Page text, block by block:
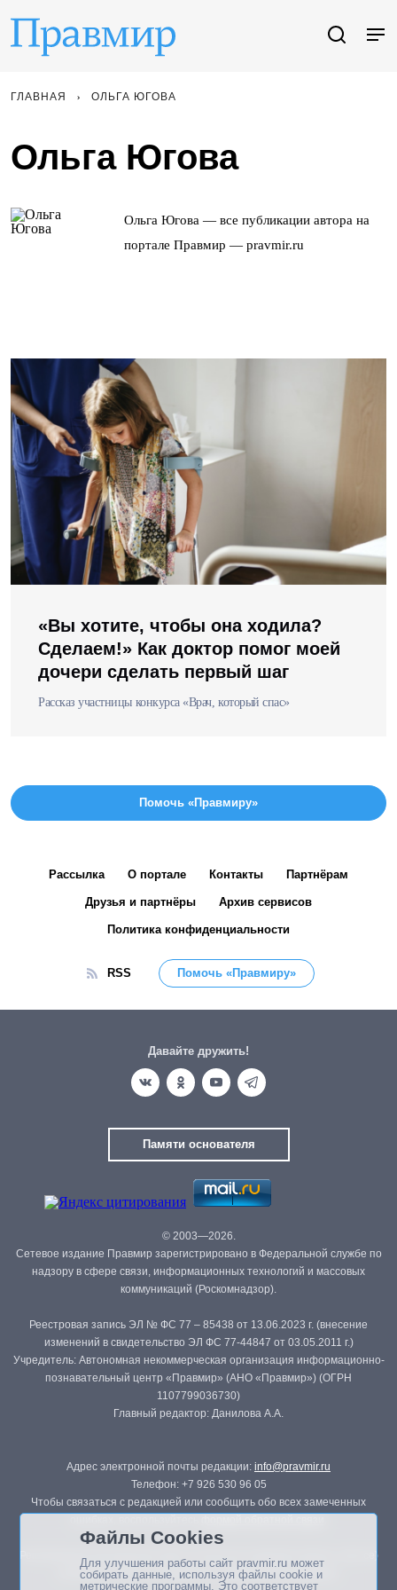
ГЛАВНАЯ ОЛЬГА ЮГОВА
Ольга Югова
Ольга Югова — все публикации автора на
портале Правмир — pravmir.ru
«Вы хотите, чтобы она ходила?
Сделаем!» Как доктор помог моей
дочери сделать первый шаг
Рассказ участницы конкурса «Врач, который спас»
Помочь «Правмиру»
Рассылка О портале Контакты Партнёрам
Друзья и партнёры Архив сервисов
Политика конфиденциальности
RSS Помочь «Правмиру»
Давайте дружить!
Памяти основателя
© 2003—2026.
Сетевое издание Правмир зарегистрировано в Федеральной службе по
надзору в сфере связи, информационных технологий и массовых
коммуникаций (Роскомнадзор).
Реестровая запись ЭЛ № ФС 77 – 85438 от 13.06.2023 г. (внесение
изменений в свидетельство ЭЛ ФС 77-44847 от 03.05.2011 г.)
Учредитель: Автономная некоммерческая организация информационно-
познавательный центр «Правмир» (АНО «Правмир») (ОГРН
1107799036730)
Главный редактор: Данилова А.А.
Адрес электронной почты редакции: info@pravmir.ru
Телефон: +7 926 530 96 05
Чтобы связаться с редакцией или сообщить обо всех замеченных
Републикация материалов сайта в печатных изданиях (книгах, прессе)
возможна только с письменного разрешения редакции.
Файлы Cookies
Для улучшения работы сайт pravmir.ru может
собирать данные, используя файлы cookie и
метрические программы. Это соответствует